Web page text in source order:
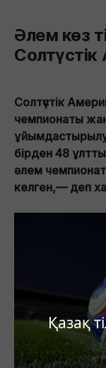
Қазақ
Әлем көз
Солтүстік
чемпионаты
бірден 48
әлем
келген,— деп